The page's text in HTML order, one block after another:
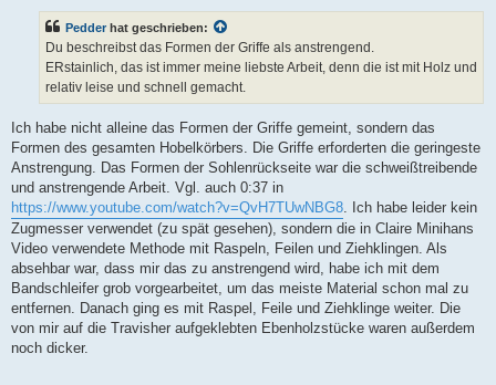
Pedder hat geschrieben:
Du beschreibst das Formen der Griffe als anstrengend.
ERstainlich, das ist immer meine liebste Arbeit, denn die ist mit Holz und
relativ leise und schnell gemacht.
Ich habe nicht alleine das Formen der Griffe gemeint, sondern das
Formen des gesamten Hobelkörbers. Die Griffe erforderten die geringeste
Anstrengung. Das Formen der Sohlenrückseite war die schweißtreibende
und anstrengende Arbeit. Vgl. auch 0:37 in
https://www.youtube.com/watch?v=QvH7TUwNBG8 . Ich habe leider kein
Zugmesser verwendet (zu spät gesehen), sondern die in Claire Minihans
Video verwendete Methode mit Raspeln, Feilen und Ziehklingen. Als
absehbar war, dass mir das zu anstrengend wird, habe ich mit dem
Bandschleifer grob vorgearbeitet, um das meiste Material schon mal zu
entfernen. Danach ging es mit Raspel, Feile und Ziehklinge weiter. Die
von mir auf die Travisher aufgeklebten Ebenholzstücke waren außerdem
noch dicker.